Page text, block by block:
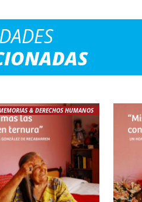
& DERECHOS HUMANOS